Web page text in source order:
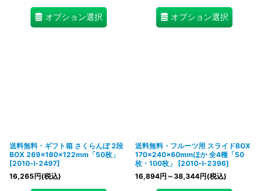
オプション選択 オプション選択
送料無料・ギフト箱 さくらんぼ 2段
BOX 269×180×122mm「50枚」
[2010-l-2497]
16,265円(税込)
送料無料・フルーツ用 スライドBOX
170×240×60mmほか 全4種「50
枚・100枚」
[2010-l-2396]
16,894円 ～38,344円(税込)